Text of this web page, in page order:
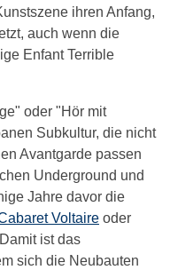
ihren Anfang,
auch wenn die
Enfant Terrible
oder "Hör mit
Subkultur, die nicht
Avantgarde passen
Underground und
Jahre davor die
Voltaire oder
ist das
sich die Neubauten